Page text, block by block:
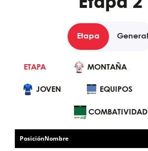
Etapa General
ETAPA MONTAÑA
JOVEN EQUIPOS
COMBATIVIDAD
PosiciónNombre
GENERAL
PUNTOS JOVEN
EUSKALDUN
PosiciónNombre